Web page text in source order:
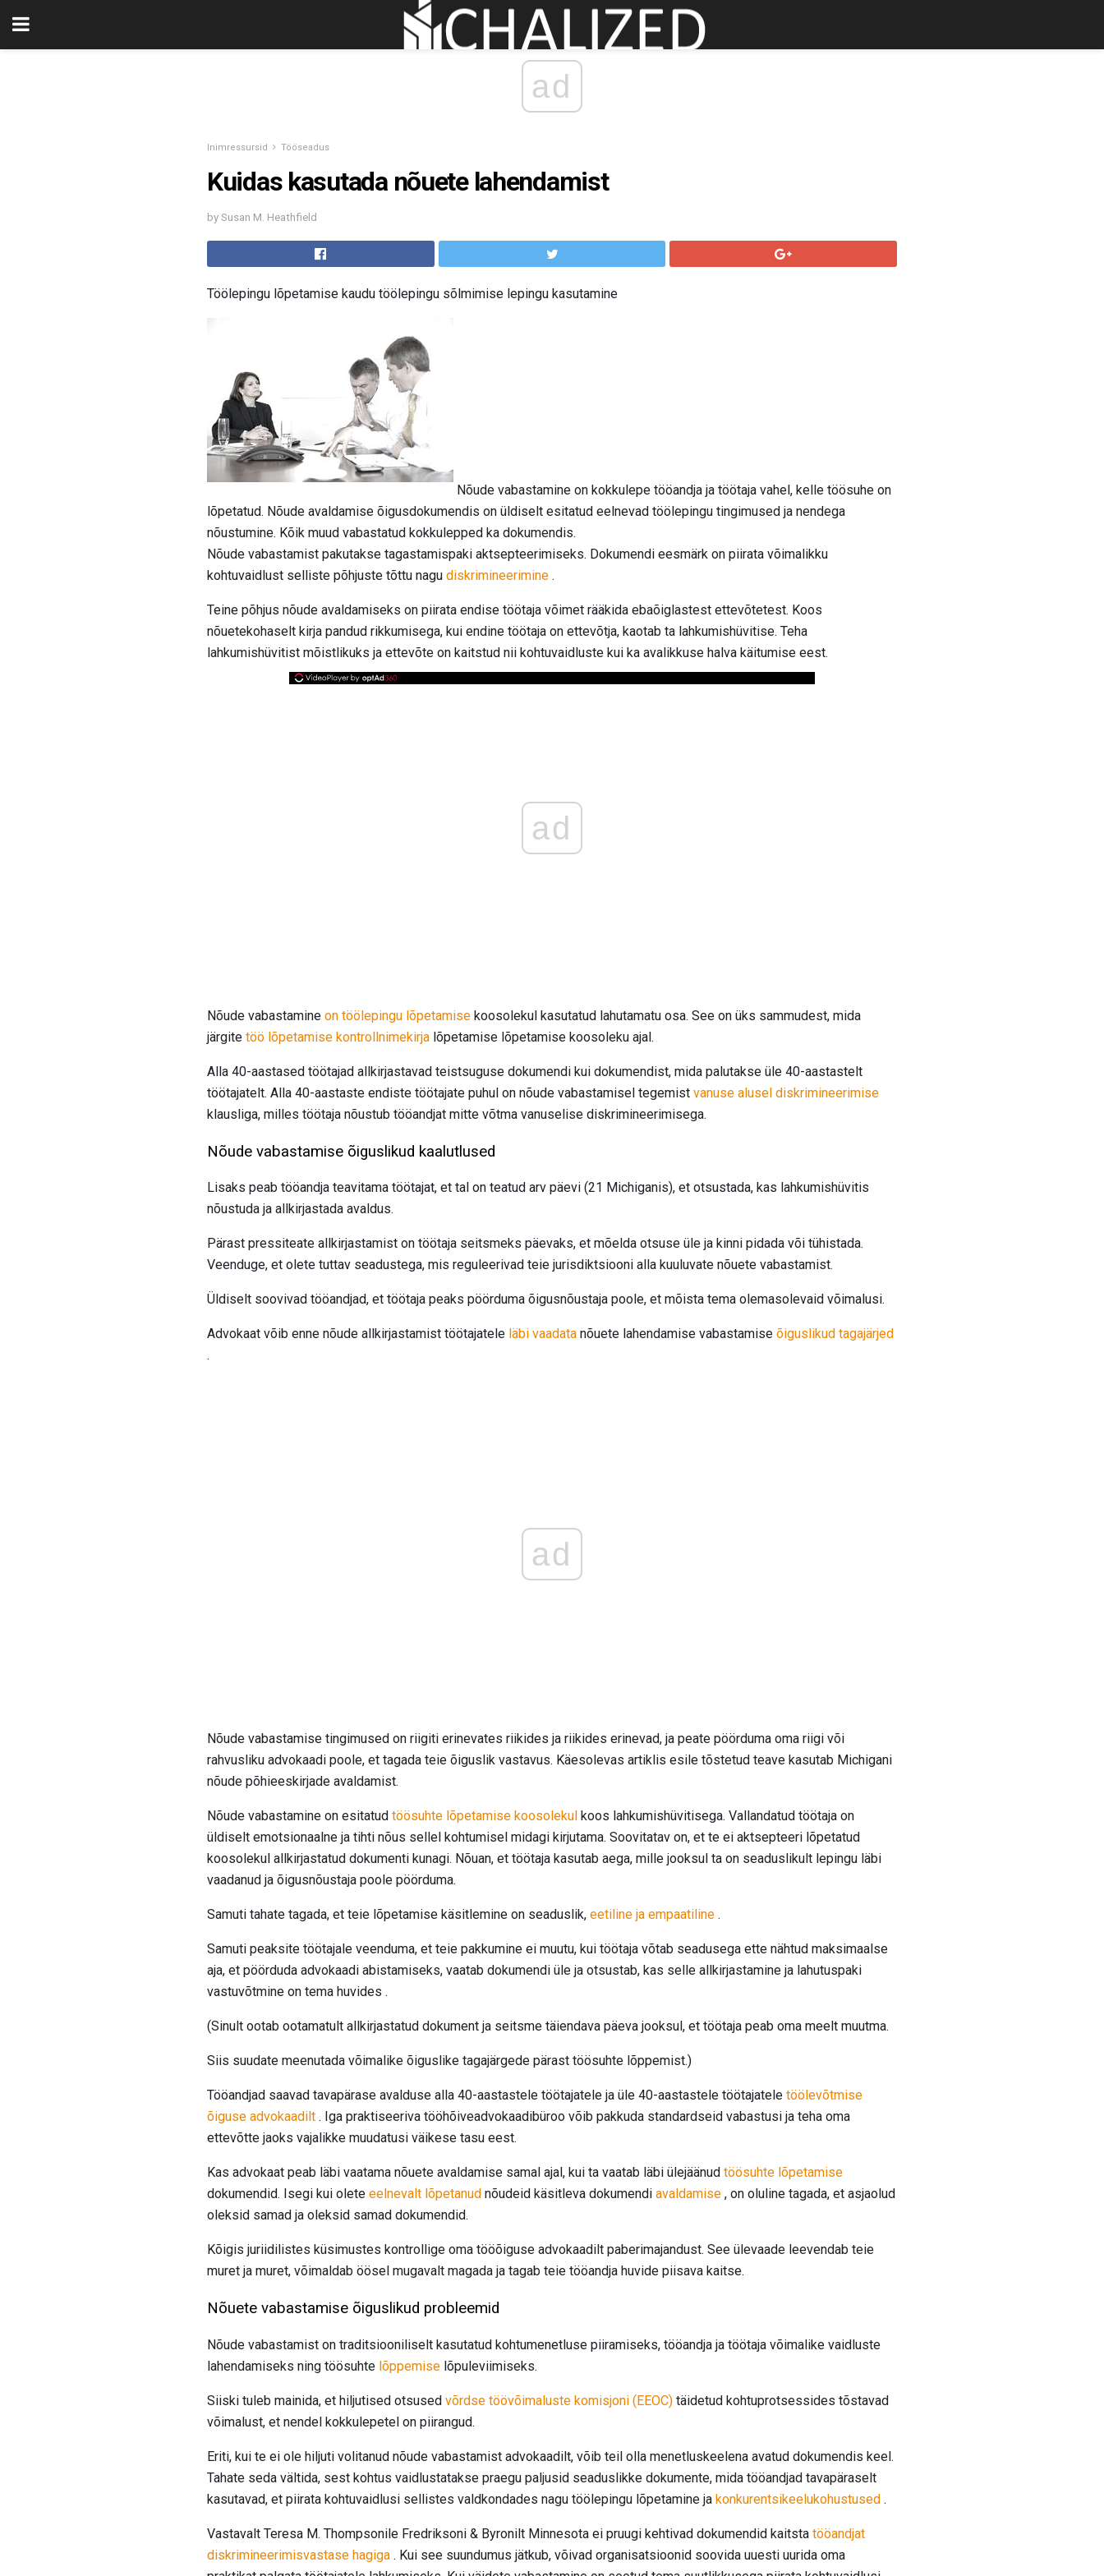
ad
Inimressursid Tööseadus
Kuidas kasutada nõuete lahendamist
by Susan M. Heathfield
Töölepingu lõpetamise kaudu töölepingu sõlmimise lepingu kasutamine
Nõude vabastamine on kokkulepe tööandja ja töötaja vahel, kelle töösuhe on
lõpetatud. Nõude avaldamise õigusdokumendis on üldiselt esitatud eelnevad töölepingu tingimused ja nendega
nõustumine. Kõik muud vabastatud kokkulepped ka dokumendis.
Nõude vabastamist pakutakse tagastamispaki aktsepteerimiseks. Dokumendi eesmärk on piirata võimalikku
kohtuvaidlust selliste põhjuste tõttu nagu diskrimineerimine .
Teine põhjus nõude avaldamiseks on piirata endise töötaja võimet rääkida ebaõiglastest ettevõtetest. Koos
nõuetekohaselt kirja pandud rikkumisega, kui endine töötaja on ettevõtja, kaotab ta lahkumishüvitise. Teha
lahkumishüvitist mõistlikuks ja ettevõte on kaitstud nii kohtuvaidluste kui ka avalikkuse halva käitumise eest.
ad
Nõude vabastamine on töölepingu lõpetamise koosolekul kasutatud lahutamatu osa. See on üks sammudest, mida
järgite töö lõpetamise kontrollnimekirja lõpetamise lõpetamise koosoleku ajal.
Alla 40-aastased töötajad allkirjastavad teistsuguse dokumendi kui dokumendist, mida palutakse üle 40-aastastelt
töötajatelt. Alla 40-aastaste endiste töötajate puhul on nõude vabastamisel tegemist vanuse alusel diskrimineerimise
klausliga, milles töötaja nõustub tööandjat mitte võtma vanuselise diskrimineerimisega.
Nõude vabastamise õiguslikud kaalutlused
Lisaks peab tööandja teavitama töötajat, et tal on teatud arv päevi (21 Michiganis), et otsustada, kas lahkumishüvitis
nõustuda ja allkirjastada avaldus.
Pärast pressiteate allkirjastamist on töötaja seitsmeks päevaks, et mõelda otsuse üle ja kinni pidada või tühistada.
Veenduge, et olete tuttav seadustega, mis reguleerivad teie jurisdiktsiooni alla kuuluvate nõuete vabastamist.
Üldiselt soovivad tööandjad, et töötaja peaks pöörduma õigusnõustaja poole, et mõista tema olemasolevaid võimalusi.
Advokaat võib enne nõude allkirjastamist töötajatele läbi vaadata nõuete lahendamise vabastamise õiguslikud tagajärjed
.
ad
Nõude vabastamise tingimused on riigiti erinevates riikides ja riikides erinevad, ja peate pöörduma oma riigi või
rahvusliku advokaadi poole, et tagada teie õiguslik vastavus. Käesolevas artiklis esile tõstetud teave kasutab Michigani
nõude põhieeskirjade avaldamist.
Nõude vabastamine on esitatud töösuhte lõpetamise koosolekul koos lahkumishüvitisega. Vallandatud töötaja on
üldiselt emotsionaalne ja tihti nõus sellel kohtumisel midagi kirjutama. Soovitatav on, et te ei aktsepteeri lõpetatud
koosolekul allkirjastatud dokumenti kunagi. Nõuan, et töötaja kasutab aega, mille jooksul ta on seaduslikult lepingu läbi
vaadanud ja õigusnõustaja poole pöörduma.
Samuti tahate tagada, et teie lõpetamise käsitlemine on seaduslik, eetiline ja empaatiline .
Samuti peaksite töötajale veenduma, et teie pakkumine ei muutu, kui töötaja võtab seadusega ette nähtud maksimaalse
aja, et pöörduda advokaadi abistamiseks, vaatab dokumendi üle ja otsustab, kas selle allkirjastamine ja lahutuspaki
vastuvõtmine on tema huvides .
(Sinult ootab ootamatult allkirjastatud dokument ja seitsme täiendava päeva jooksul, et töötaja peab oma meelt muutma.
Siis suudate meenutada võimalike õiguslike tagajärgede pärast töösuhte lõppemist.)
Tööandjad saavad tavapärase avalduse alla 40-aastastele töötajatele ja üle 40-aastastele töötajatele töölevõtmise
õiguse advokaadilt . Iga praktiseeriva tööhõiveadvokaadibüroo võib pakkuda standardseid vabastusi ja teha oma
ettevõtte jaoks vajalikke muudatusi väikese tasu eest.
Kas advokaat peab läbi vaatama nõuete avaldamise samal ajal, kui ta vaatab läbi ülejäänud töösuhte lõpetamise
dokumendid. Isegi kui olete eelnevalt lõpetanud nõudeid käsitleva dokumendi avaldamise , on oluline tagada, et asjaolud
oleksid samad ja oleksid samad dokumendid.
Kõigis juriidilistes küsimustes kontrollige oma tööõiguse advokaadilt paberimajandust. See ülevaade leevendab teie
muret ja muret, võimaldab öösel mugavalt magada ja tagab teie tööandja huvide piisava kaitse.
Nõuete vabastamise õiguslikud probleemid
Nõude vabastamist on traditsiooniliselt kasutatud kohtumenetluse piiramiseks, tööandja ja töötaja võimalike vaidluste
lahendamiseks ning töösuhte lõppemise lõpuleviimiseks.
Siiski tuleb mainida, et hiljutised otsused võrdse töövõimaluste komisjoni (EEOC) täidetud kohtuprotsessides tõstavad
võimalust, et nendel kokkulepetel on piirangud.
Eriti, kui te ei ole hiljuti volitanud nõude vabastamist advokaadilt, võib teil olla menetluskeelena avatud dokumendis keel.
Tahate seda vältida, sest kohtus vaidlustatakse praegu paljusid seaduslikke dokumente, mida tööandjad tavapäraselt
kasutavad, et piirata kohtuvaidlusi sellistes valdkondades nagu töölepingu lõpetamine ja konkurentsikeelukohustused .
Vastavalt Teresa M. Thompsonile Fredriksoni & Byronilt Minnesota ei pruugi kehtivad dokumendid kaitsta tööandjat
diskrimineerimisvastase hagiga . Kui see suundumus jätkub, võivad organisatsioonid soovida uuesti uurida oma